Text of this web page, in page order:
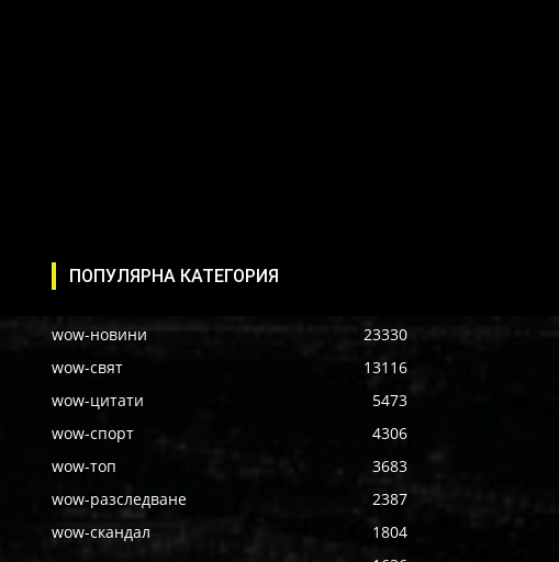
ПОПУЛЯРНА КАТЕГОРИЯ
wow-новини
23330
wow-свят
13116
wow-цитати
5473
wow-спорт
4306
wow-топ
3683
wow-разследване
2387
wow-скандал
1804